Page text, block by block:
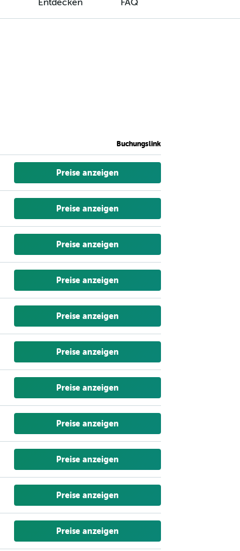
Buchungslink
Preise anzeigen
Preise anzeigen
Preise anzeigen
Preise anzeigen
Preise anzeigen
Preise anzeigen
Preise anzeigen
Preise anzeigen
Preise anzeigen
Preise anzeigen
Preise anzeigen